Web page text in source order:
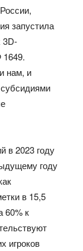
запустила
3D-
нам, и
в 2023 году
году
в 15,5
60% к
игроков